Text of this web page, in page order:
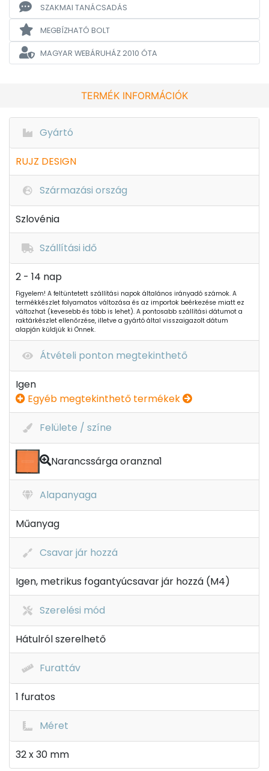
SZAKMAI TANÁCSADÁS
MEGBÍZHATÓ BOLT
MAGYAR WEBÁRUHÁZ2010 ÓTA
TERMÉK INFORMÁCIÓK
Gyártó
RUJZ DESIGN
Származási ország
Szlovénia
Szállítási idő
2 - 14 nap
Figyelem! A feltüntetett szállítási napok általános irányadó számok. A
termékkészlet folyamatos változása és az importok beérkezése miatt ez
változhat (kevesebb és több is lehet). A pontosabb szállítási dátumot a
raktárkészlet ellenőrzése, illetve a gyártó által visszaigazolt dátum
alapján küldjük ki Önnek.
Átvételi ponton megtekinthető
Igen
Egyéb megtekinthető termékek
Felülete / színe
Narancssárga oranzna1
Alapanyaga
Műanyag
Csavar jár hozzá
Igen, metrikus fogantyúcsavar jár hozzá (M4)
Szerelési mód
Hátulról szerelhető
Furattáv
1 furatos
Méret
32 x 30 mm